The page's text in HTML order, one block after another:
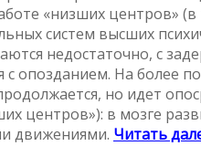
«низших центров»
систем высших
недостаточно, с
опозданием. На более
но идет
центров»): в мозге
движениями. Читать